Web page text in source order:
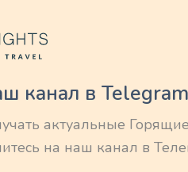
активности,
канал в
актуальные
на наш канал в